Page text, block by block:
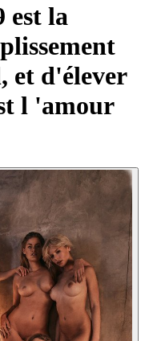
est la
et d'élever
l 'amour